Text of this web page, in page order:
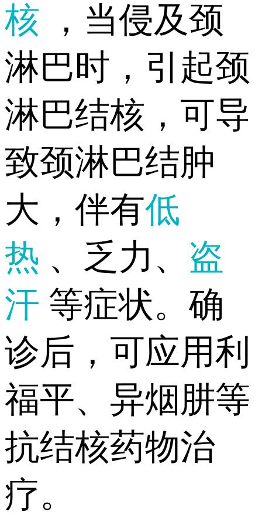
核
，当侵及颈
淋巴时，引起颈
淋巴结核，可导
致颈淋巴结肿
大，伴有低
热 、乏力、 盗
汗 等症状。确
诊后，可应用利
福平、异烟肼等
抗结核药物治
疗。